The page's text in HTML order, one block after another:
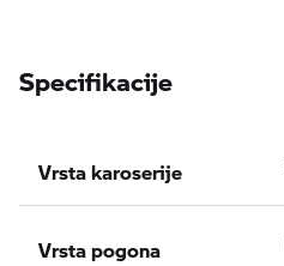
Specifikacije
Vrsta karoserije
Vrsta pogona